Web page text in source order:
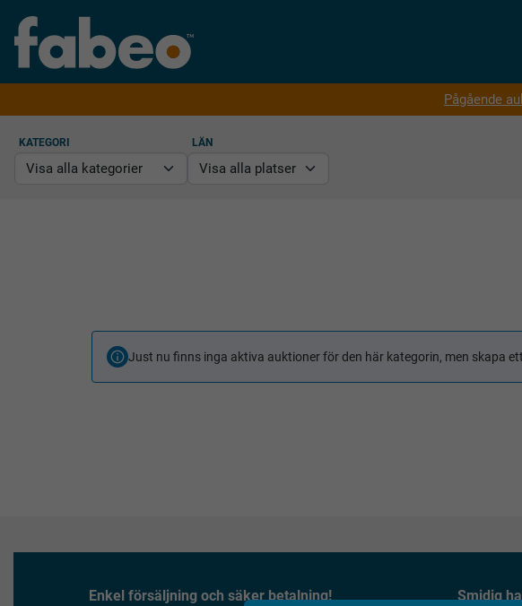
Pågående
KATEGORI LÄN
Just nu finns inga aktiva auktioner för den här kategorin, men skapa
Enkel försäljning och säker betalning! Smidig